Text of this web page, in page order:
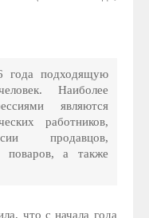
года подходящую
Наиболее
являются
работников,
продавцов,
поваров, а также
что с начала года